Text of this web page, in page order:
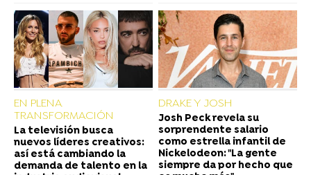
EN PLENA
TRANSFORMACIÓN
La televisión busca
nuevos líderes creativos:
así está cambiando la
demanda de talento en la
DRAKE Y JOSH
Josh Peck revela su
sorprendente salario
como estrella infantil de
Nickelodeon: "La gente
siempre da por hecho que